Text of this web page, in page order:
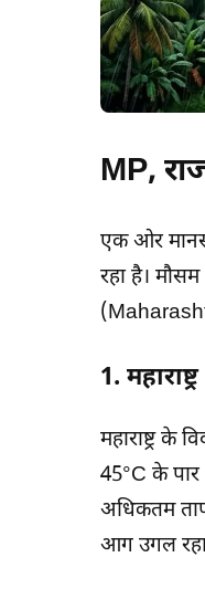
MP,
एक ओर
रहा है।
1.
महाराष्ट्र के
45°C के
अधिकतम
आग उगल रहा